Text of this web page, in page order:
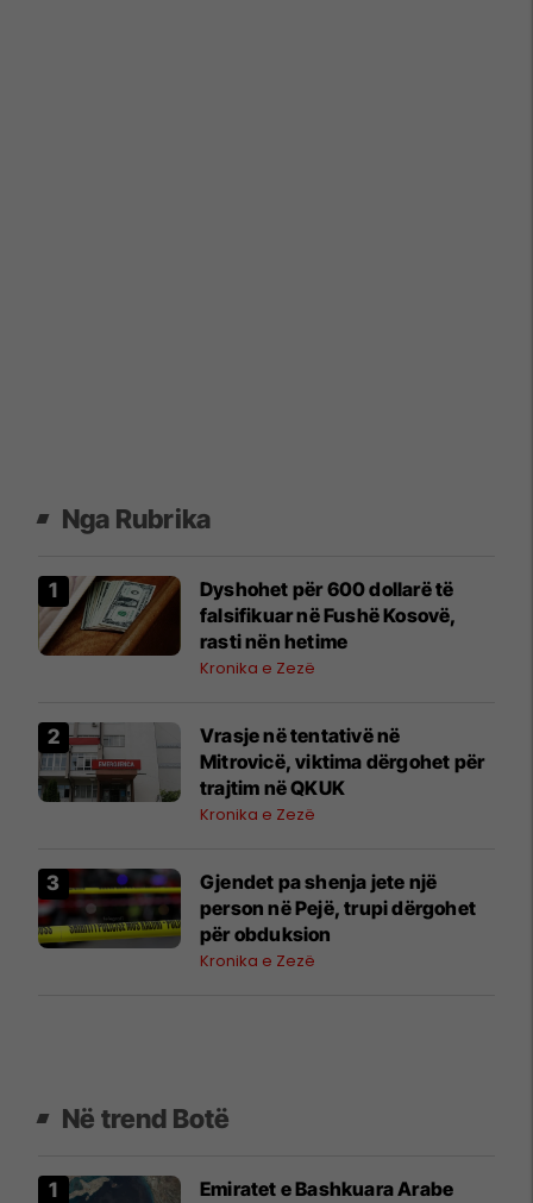
Nga Rubrika
Dyshohet për 600 dollarë të
falsifikuar në Fushë Kosovë,
rasti nën hetime
Kronika e Zezë
Vrasje në tentativë në
Mitrovicë, viktima dërgohet për
trajtim në QKUK
Kronika e Zezë
Gjendet pa shenja jete një
person në Pejë, trupi dërgohet
për obduksion
Kronika e Zezë
Në trend Botë
Emiratet e Bashkuara Arabe